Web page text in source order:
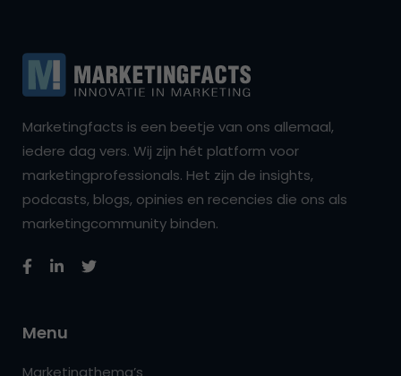
Marketingfacts is een beetje van ons allemaal,
iedere dag vers. Wij zijn hét platform voor
marketingprofessionals. Het zijn de insights,
podcasts, blogs, opinies en recencies die ons als
marketingcommunity binden.
Menu
Marketingthema’s